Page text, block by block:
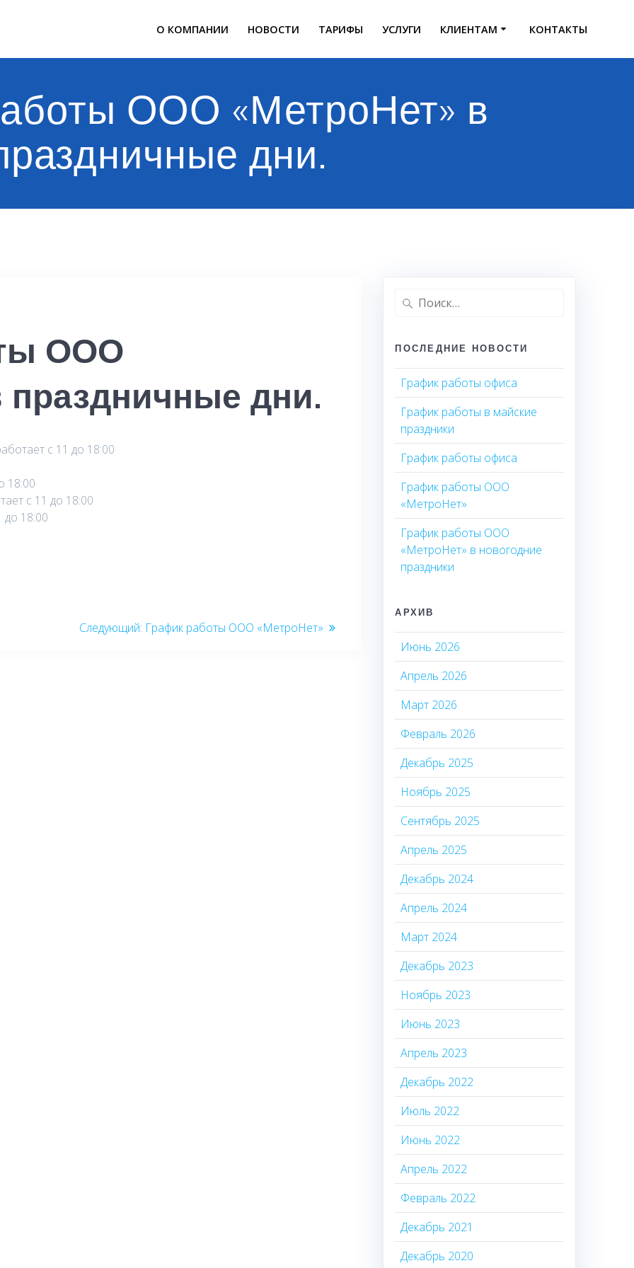
О КОМПАНИИ НОВОСТИ ТАРИФЫ УСЛУГИ КЛИЕНТАМ КОНТАКТЫ
ООО «МетроНет» в
дни.
ООО
праздничные дни.
с 11 до 18:00
18:00
с 11 до 18:00
до 18:00
Следующий: Следующая
График работы ООО «МетроНет»
Найти:
ПОСЛЕДНИЕ НОВОСТИ
График работы офиса
График работы в майские
праздники
График работы офиса
График работы ООО
«МетроНет»
График работы ООО
«МетроНет» в новогодние
праздники
АРХИВ
Июнь 2026
Апрель 2026
Март 2026
Февраль 2026
Декабрь 2025
Ноябрь 2025
Сентябрь 2025
Апрель 2025
Декабрь 2024
Апрель 2024
Март 2024
Декабрь 2023
Ноябрь 2023
Июнь 2023
Апрель 2023
Декабрь 2022
Июль 2022
Июнь 2022
Апрель 2022
Февраль 2022
Декабрь 2021
Декабрь 2020